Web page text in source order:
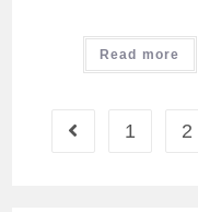
Read more
1 2